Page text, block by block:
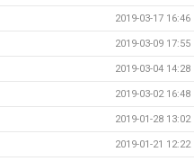
2019-03-17 16:46
2019-03-09 17:55
2019-03-04 14:28
2019-03-02 16:48
2019-01-28 13:02
2019-01-21 12:22